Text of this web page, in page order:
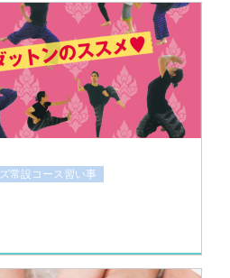
常設コース習い事